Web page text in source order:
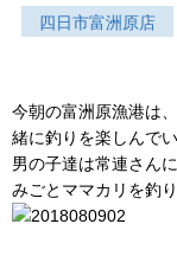
四日市富洲原店
今朝の富洲原漁港は
緒に釣りを楽しんでい
男の子達は常連さん
みごとママカリを釣